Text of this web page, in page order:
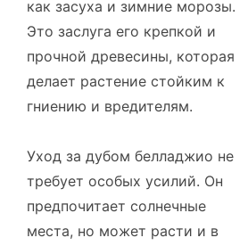
как засуха и зимние морозы.
Это заслуга его крепкой и
прочной древесины, которая
делает растение стойким к
гниению и вредителям.
Уход за дубом белладжио не
требует особых усилий. Он
предпочитает солнечные
места, но может расти и в